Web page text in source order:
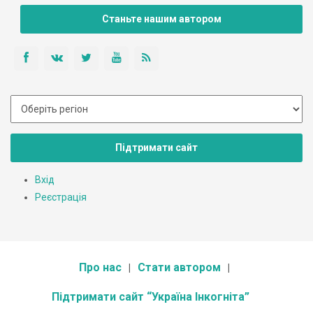
Станьте нашим автором
Підтримати сайт
Вхід
Реєстрація
Про нас Стати автором
Підтримати сайт “Україна Інкогніта”